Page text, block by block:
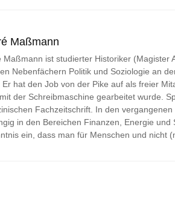
Maßmann
Maßmann ist studierter Historiker (Magister
Nebenfächern Politik und Soziologie an
Er hat den Job von der Pike auf als freier
der Schreibmaschine gearbeitet wurde.
Fachzeitschrift. In den
in den Bereichen Finanzen, Energie
ein, dass man für Menschen und nicht